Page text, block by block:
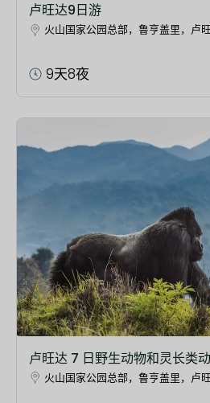
卢旺达9日游
火山国家公园总部，鲁亨盖里，卢
9天8夜
卢旺达 7 日野生动物和灵长类
火山国家公园总部，鲁亨盖里，卢